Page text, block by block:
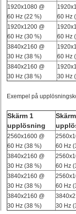
1920x1080 @
60 Hz (22 %)
60 Hz
1920x1200 @
60 Hz (30 %)
60 Hz
3840x2160 @
30 Hz (38 %)
60 Hz
3840x2160 @
30 Hz (38 %)
30 Hz
Exempel på
Skärm 1
upplösning
2560x1600 @
60 Hz (38 %)
60 Hz
3840x2160 @
30 Hz (38 %)
60 Hz
3840x2160 @
30 Hz (38 %)
60 Hz
3840x2160 @
30 Hz (38 %)
30 Hz